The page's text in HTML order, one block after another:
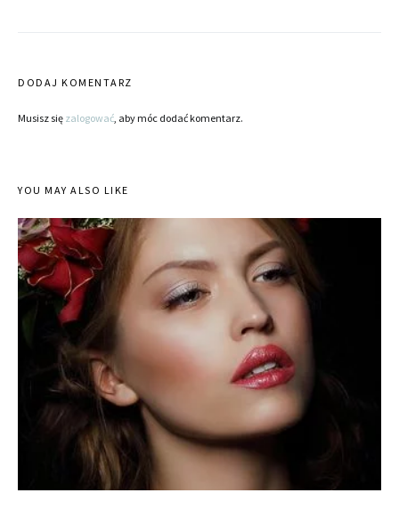
DODAJ KOMENTARZ
Musisz się zalogować , aby móc dodać komentarz.
YOU MAY ALSO LIKE